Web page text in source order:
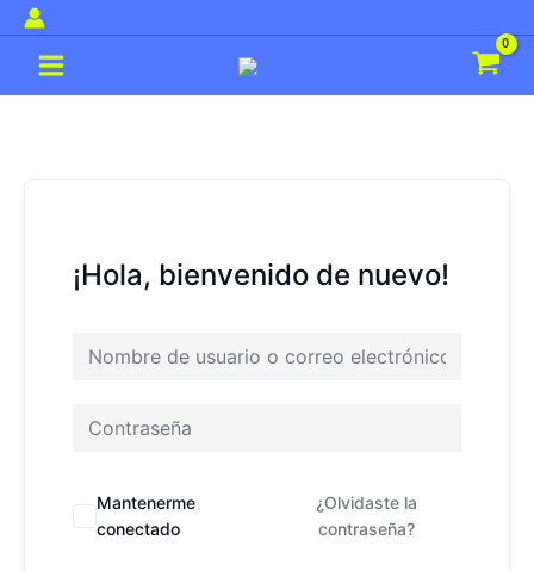
al
contenido
Main
¡Hola, bienvenido de nuevo!
Mantenerme
conectado
¿Olvidaste la
contraseña?